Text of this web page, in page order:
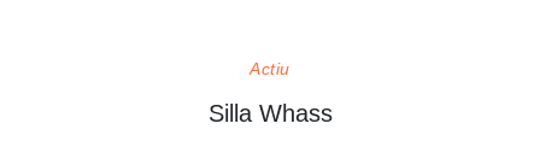
Actiu
Silla Whass